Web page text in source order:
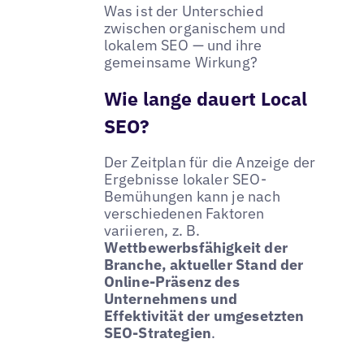
Was ist der Unterschied
zwischen organischem und
lokalem SEO — und ihre
gemeinsame Wirkung?
Wie lange dauert Local
SEO?
Der Zeitplan für die Anzeige der
Ergebnisse lokaler SEO-
Bemühungen kann je nach
verschiedenen Faktoren
variieren, z. B.
Wettbewerbsfähigkeit der
Branche, aktueller Stand der
Online-Präsenz des
Unternehmens und
Effektivität der umgesetzten
SEO-Strategien.